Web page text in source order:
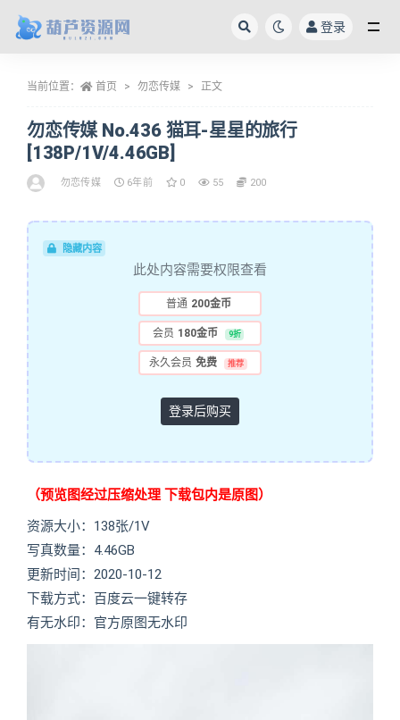
登录
当前位置： 首页 勿恋传媒 正文
勿恋传媒 No.436 猫耳-星星的旅行
[138P/1V/4.46GB]
勿恋传媒 6年前 0 55 200
隐藏内容
此处内容需要权限查看
普通 200金币
会员 180金币 9折
永久会员 免费 推荐
登录后购买
（预览图经过压缩处理 下载包内是原图）
资源大小：138张/1V
写真数量：4.46GB
更新时间：2020-10-12
下载方式：百度云一键转存
有无水印：官方原图无水印